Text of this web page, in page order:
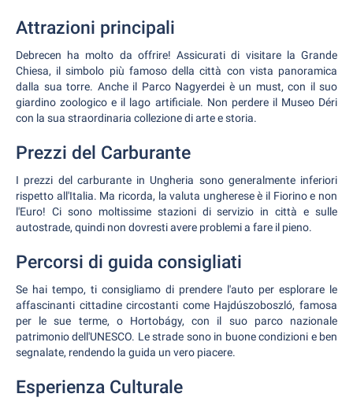
Attrazioni principali
Debrecen ha molto da offrire! Assicurati di visitare la Grande
Chiesa, il simbolo più famoso della città con vista panoramica
dalla sua torre. Anche il Parco Nagyerdei è un must, con il suo
giardino zoologico e il lago artificiale. Non perdere il Museo Déri
con la sua straordinaria collezione di arte e storia.
Prezzi del Carburante
I prezzi del carburante in Ungheria sono generalmente inferiori
rispetto all'Italia. Ma ricorda, la valuta ungherese è il Fiorino e non
l'Euro! Ci sono moltissime stazioni di servizio in città e sulle
autostrade, quindi non dovresti avere problemi a fare il pieno.
Percorsi di guida consigliati
Se hai tempo, ti consigliamo di prendere l'auto per esplorare le
affascinanti cittadine circostanti come Hajdúszoboszló, famosa
per le sue terme, o Hortobágy, con il suo parco nazionale
patrimonio dell'UNESCO. Le strade sono in buone condizioni e ben
segnalate, rendendo la guida un vero piacere.
Esperienza Culturale